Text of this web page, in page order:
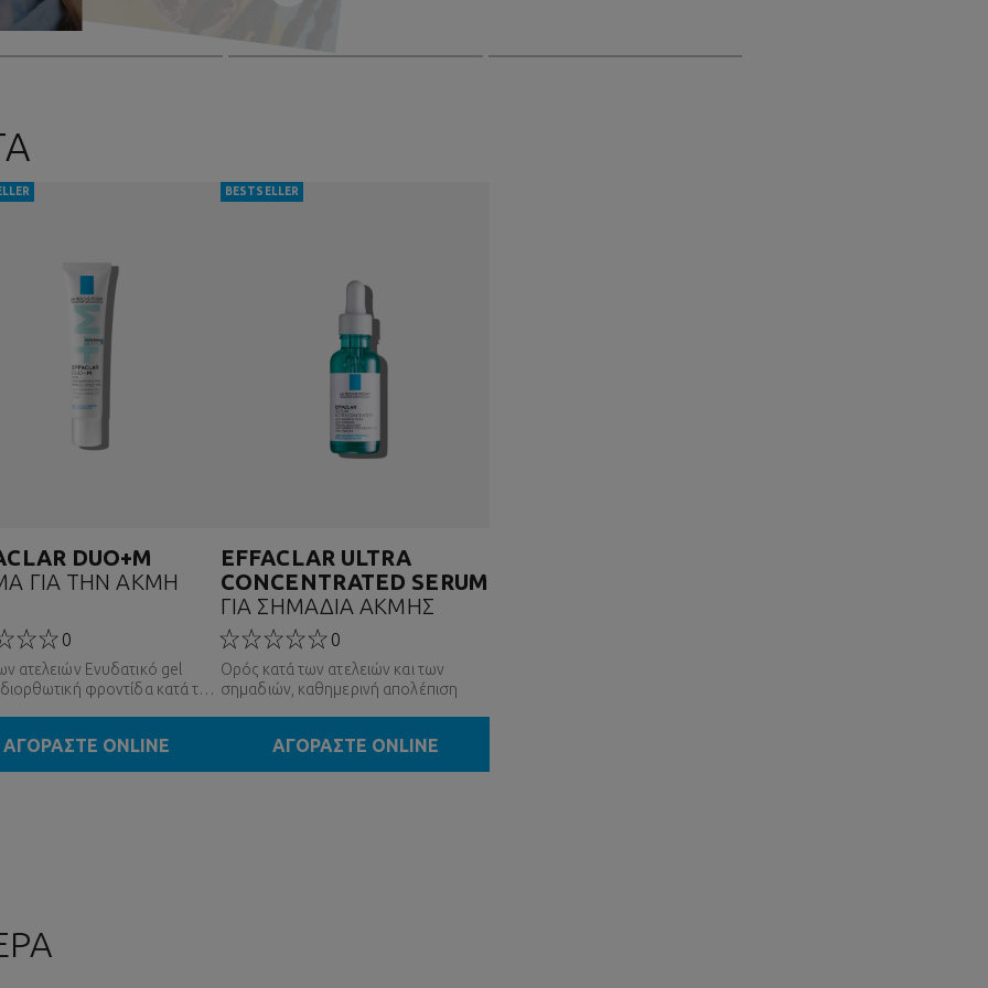
διατροφή για μια καλύτερη υγεία.
DUO+M
ΓΙΑ ΤΗΝ ΑΚΜΗ
0
ατελειών Ενυδατικό gel
φροντίδα κατά των
ΑΓΟΡΑΣΤΕ ONLINE
BESTSELLER
EFFACLAR ULTRA
CONCENTRATED SERUM
ΓΙΑ ΣΗΜΑΔΙΑ ΑΚΜΗΣ
0
Ορός κατά των ατελειών και των
σημαδιών, καθημερινή απολέπιση
ΑΓΟΡΑΣΤΕ ONLINE